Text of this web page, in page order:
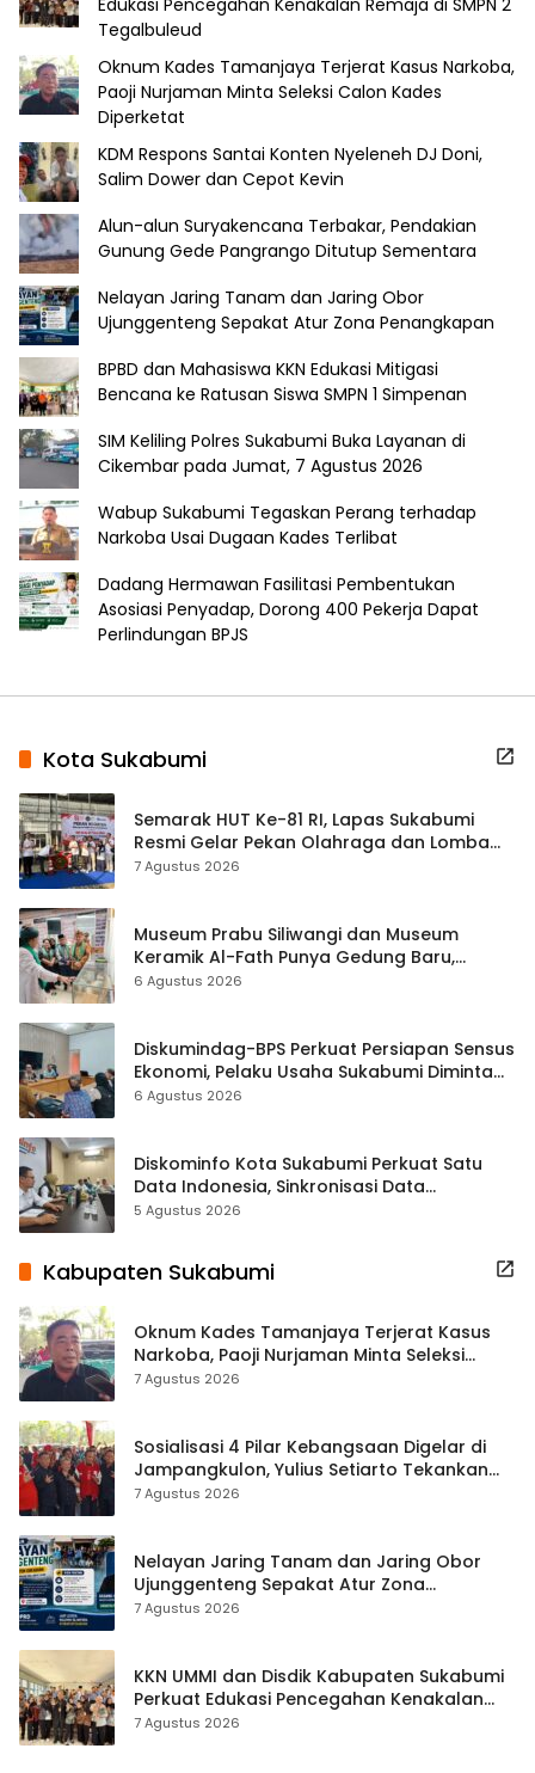
Tegalbuleud
Oknum Kades Tamanjaya Terjerat Kasus Narkoba,
Paoji Nurjaman Minta Seleksi Calon Kades
Diperketat
KDM Respons Santai Konten Nyeleneh DJ Doni,
Salim Dower dan Cepot Kevin
Alun-alun Suryakencana Terbakar, Pendakian
Gunung Gede Pangrango Ditutup Sementara
Nelayan Jaring Tanam dan Jaring Obor
Ujunggenteng Sepakat Atur Zona Penangkapan
BPBD dan Mahasiswa KKN Edukasi Mitigasi
Bencana ke Ratusan Siswa SMPN 1 Simpenan
SIM Keliling Polres Sukabumi Buka Layanan di
Cikembar pada Jumat, 7 Agustus 2026
Wabup Sukabumi Tegaskan Perang terhadap
Narkoba Usai Dugaan Kades Terlibat
Dadang Hermawan Fasilitasi Pembentukan
Asosiasi Penyadap, Dorong 400 Pekerja Dapat
Perlindungan BPJS
Kota Sukabumi
Semarak HUT Ke-81 RI, Lapas Sukabumi
Resmi Gelar Pekan Olahraga dan Lomba
Tradisional
7 Agustus 2026
Museum Prabu Siliwangi dan Museum
Keramik Al-Fath Punya Gedung Baru,
Hampir 500 Koleksi Dipisahkan
6 Agustus 2026
Diskumindag-BPS Perkuat Persiapan Sensus
Ekonomi, Pelaku Usaha Sukabumi Diminta
Terbuka Beri Data
6 Agustus 2026
Diskominfo Kota Sukabumi Perkuat Satu
Data Indonesia, Sinkronisasi Data
Kewilayahan Dikebut
5 Agustus 2026
Kabupaten Sukabumi
Oknum Kades Tamanjaya Terjerat Kasus
Narkoba, Paoji Nurjaman Minta Seleksi
Calon Kades Diperketat
7 Agustus 2026
Sosialisasi 4 Pilar Kebangsaan Digelar di
Jampangkulon, Yulius Setiarto Tekankan
Pentingnya Persatuan
7 Agustus 2026
Nelayan Jaring Tanam dan Jaring Obor
Ujunggenteng Sepakat Atur Zona
Penangkapan
7 Agustus 2026
KKN UMMI dan Disdik Kabupaten Sukabumi
Perkuat Edukasi Pencegahan Kenakalan
Remaja di SMPN 2 Tegalbuleud
7 Agustus 2026